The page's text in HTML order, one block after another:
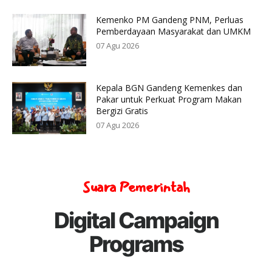
Kemenko PM Gandeng PNM, Perluas
Pemberdayaan Masyarakat dan UMKM
07 Agu 2026
Kepala BGN Gandeng Kemenkes dan
Pakar untuk Perkuat Program Makan
Bergizi Gratis
07 Agu 2026
Suara Pemerintah
Digital Campaign
Programs